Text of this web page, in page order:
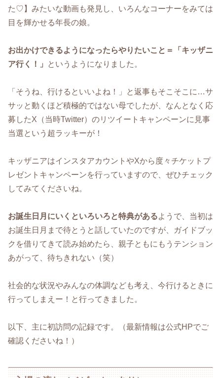
た♡】みたいな動画も発見し、いろんなコーナーをみては
目を輝かせる年長の娘。
お出かけできるようになったらやりたいこと＝「キッザニ
ア行く！」
というようになりました。
「そうね、行けるといいよね！」と返事もそこそこに…サ
サッと動くほど積極的ではない母でしたが、なんとなく応
募したX（当時Twitter）のリツイートキャンペーンに見事
当選という超ラッキーが！
キッザニアはインスタアカウントやXから度々チケットプ
レゼントキャンペーンを行っていますので、ぜひチェック
してみてくださいね。
お誕生日月にいくといろいろと特典があるようで、当初は
お誕生日月まで待とうと話していたのですが、ガイドブッ
クを借りてきて読み始めたら、親子ともにもうテンション
あがって、待ちきれない（笑）
社会的な状況やみんなの体調なども考え、今行けるときに
行ってしまえー！と行ってきました。
以下、主に初訪問の記録です。（最新情報は公式HPでご
確認くださいね！）